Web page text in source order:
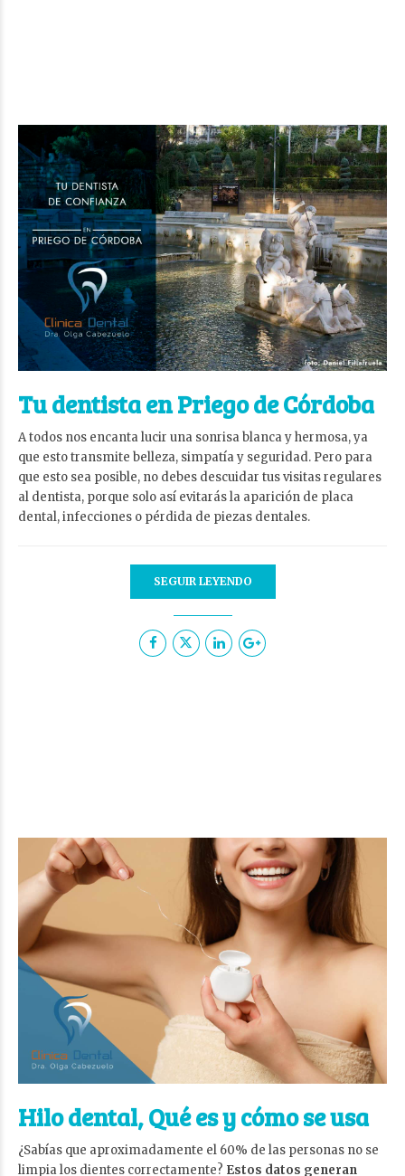
Tu dentista en Priego de Córdoba
A todos nos encanta lucir una sonrisa blanca y hermosa, ya
que esto transmite belleza, simpatía y seguridad. Pero para
que esto sea posible, no debes descuidar tus visitas regulares
al dentista, porque solo así evitarás la aparición de placa
dental, infecciones o pérdida de piezas dentales.
SEGUIR LEYENDO
Hilo dental, Qué es y cómo se usa
¿Sabías que aproximadamente el 60% de las personas no se
limpia los dientes correctamente? Estos datos generan